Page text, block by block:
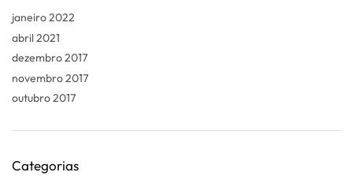
janeiro 2022
abril 2021
dezembro 2017
novembro 2017
outubro 2017
Categorias